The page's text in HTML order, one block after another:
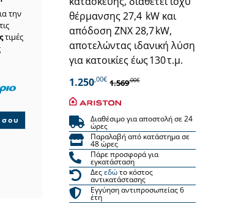
θέρμανσης 27,4 kW και
απόδοση ΖΝΧ 28,7 kW,
αποτελώντας ιδανική λύση
για κατοικίες έως 130 τ.μ.
1.250,00€ 1.569,00€
Διαθέσιμο για αποστολή σε 24
ώρες
Παραλαβή από κατάστημα σε
48 ώρες
Πάρε προσφορά για
εγκατάσταση
Δεςεδώτο κόστος
αντικατάστασης
Εγγύηση αντιπροσωπείας 6
έτη
την
τιμές